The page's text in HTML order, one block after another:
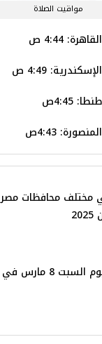
مواقيت الصلاة
4:44 ص
4:49 ص
4:45ص
4:43ص
مختلف محافظات مصر
موعد اذان الفجر اليوم السبت 8 مارس في